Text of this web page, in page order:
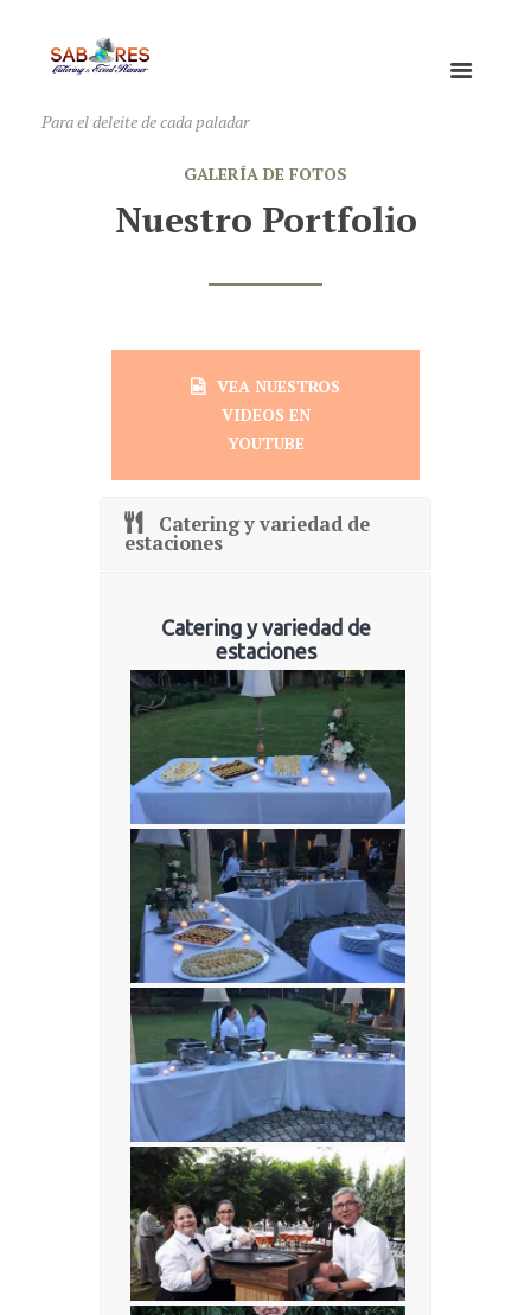
Para el deleite de cada paladar
GALERÍA DE FOTOS
Nuestro Portfolio
VEA NUESTROS
VIDEOS EN
YOUTUBE
Catering y variedad de
estaciones
Catering y variedad de
estaciones